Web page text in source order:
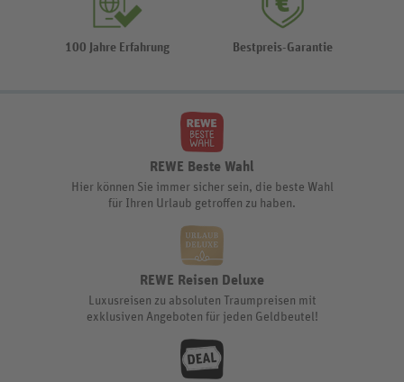
100 Jahre Erfahrung Bestpreis-Garantie
REWE Beste Wahl
Hier können Sie immer sicher sein, die beste Wahl
für Ihren Urlaub getroffen zu haben.
REWE Reisen Deluxe
Luxusreisen zu absoluten Traumpreisen mit
exklusiven Angeboten für jeden Geldbeutel!